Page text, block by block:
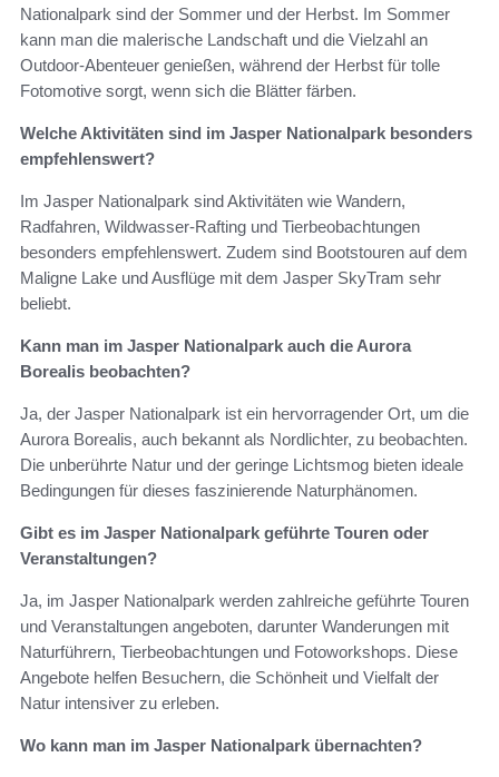
Nationalpark sind der Sommer und der Herbst. Im Sommer
kann man die malerische Landschaft und die Vielzahl an
Outdoor-Abenteuer genießen, während der Herbst für tolle
Fotomotive sorgt, wenn sich die Blätter färben.
Welche Aktivitäten sind im Jasper Nationalpark besonders
empfehlenswert?
Im Jasper Nationalpark sind Aktivitäten wie Wandern,
Radfahren, Wildwasser-Rafting und Tierbeobachtungen
besonders empfehlenswert. Zudem sind Bootstouren auf dem
Maligne Lake und Ausflüge mit dem Jasper SkyTram sehr
beliebt.
Kann man im Jasper Nationalpark auch die Aurora
Borealis beobachten?
Ja, der Jasper Nationalpark ist ein hervorragender Ort, um die
Aurora Borealis, auch bekannt als Nordlichter, zu beobachten.
Die unberührte Natur und der geringe Lichtsmog bieten ideale
Bedingungen für dieses faszinierende Naturphänomen.
Gibt es im Jasper Nationalpark geführte Touren oder
Veranstaltungen?
Ja, im Jasper Nationalpark werden zahlreiche geführte Touren
und Veranstaltungen angeboten, darunter Wanderungen mit
Naturführern, Tierbeobachtungen und Fotoworkshops. Diese
Angebote helfen Besuchern, die Schönheit und Vielfalt der
Natur intensiver zu erleben.
Wo kann man im Jasper Nationalpark übernachten?